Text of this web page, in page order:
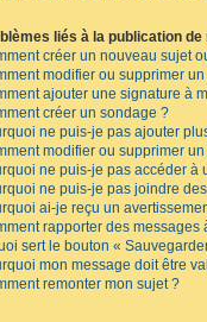
liés à la publication
créer un nouveau sujet
modifier ou supprimer
ajouter une signature à
créer un sondage ?
ne puis-je pas ajouter
modifier ou supprimer
ne puis-je pas accéder à
ne puis-je pas joindre
ai-je reçu un
rapporter des messages
sert le bouton «
mon message doit être
remonter mon sujet ?